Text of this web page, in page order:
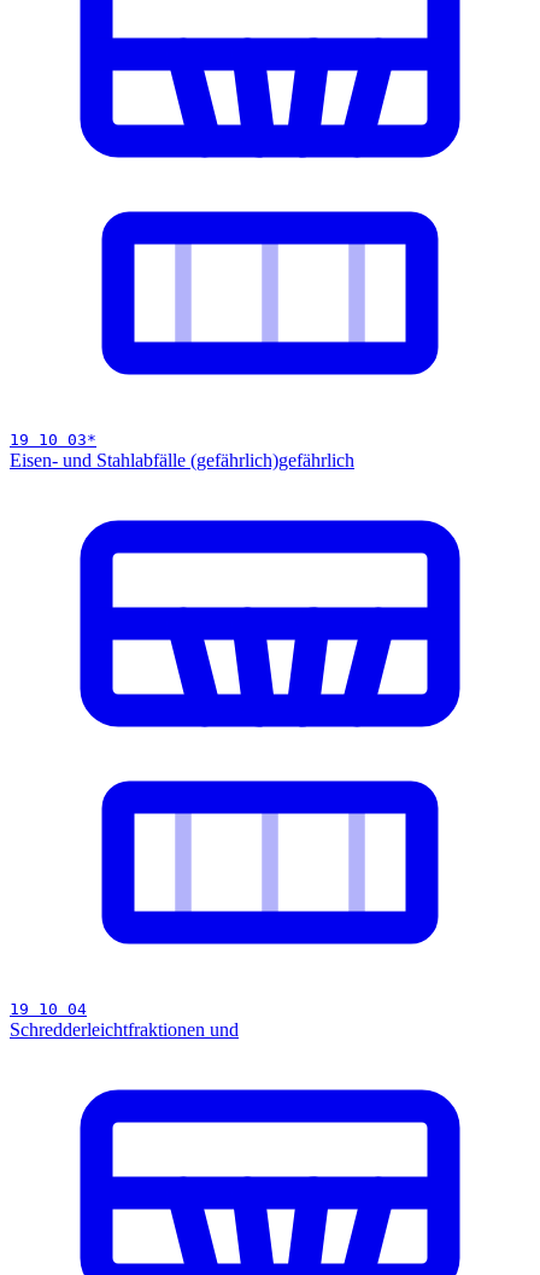
19 10 03*
Eisen- und Stahlabfälle (gefährlich)gefährlich
19 10 04
Schredderleichtfraktionen und